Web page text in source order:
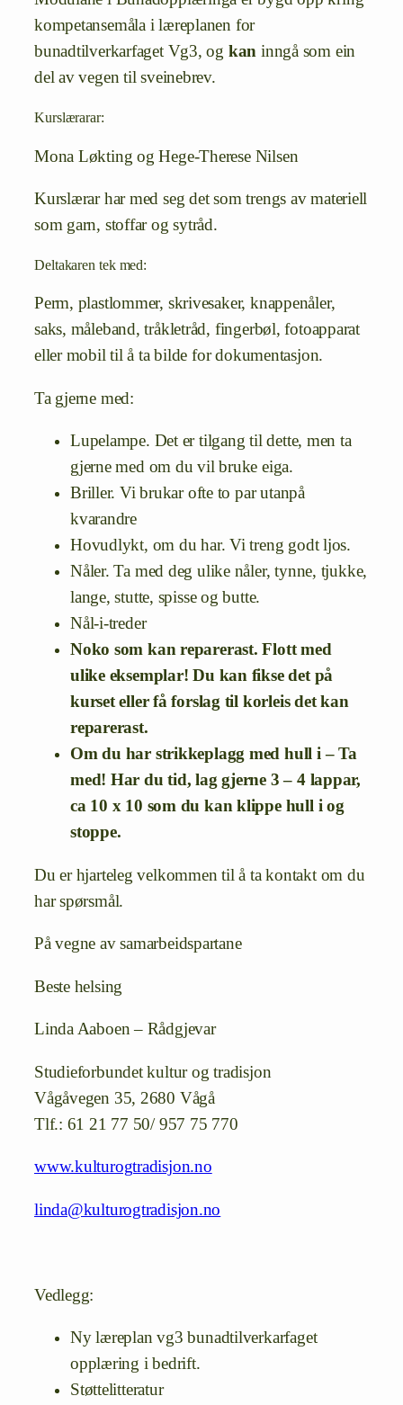
kompetansemåla i læreplanen for
bunadtilverkarfaget Vg3, og kan inngå som ein
del av vegen til sveinebrev.
Kurslærarar:
Mona Løkting og Hege-Therese Nilsen
Kurslærar har med seg det som trengs av materiell
som garn, stoffar og sytråd.
Deltakaren tek med:
Perm, plastlommer, skrivesaker, knappenåler,
saks, måleband, tråkletråd, fingerbøl, fotoapparat
eller mobil til å ta bilde for dokumentasjon.
Ta gjerne med:
Lupelampe. Det er tilgang til dette, men ta
gjerne med om du vil bruke eiga.
Briller. Vi brukar ofte to par utanpå
kvarandre
Hovudlykt, om du har. Vi treng godt ljos.
Nåler. Ta med deg ulike nåler, tynne, tjukke,
lange, stutte, spisse og butte.
Nål-i-treder
Noko som kan reparerast. Flott med
ulike eksemplar! Du kan fikse det på
kurset eller få forslag til korleis det kan
reparerast.
Om du har strikkeplagg med hull i – Ta
med! Har du tid, lag gjerne 3 – 4 lappar,
ca 10 x 10 som du kan klippe hull i og
stoppe.
Du er hjarteleg velkommen til å ta kontakt om du
har spørsmål.
På vegne av samarbeidspartane
Beste helsing
Linda Aaboen – Rådgjevar
Studieforbundet kultur og tradisjon
Vågåvegen 35, 2680 Vågå
Tlf.: 61 21 77 50/ 957 75 770
www.kulturogtradisjon.no
linda@kulturogtradisjon.no
Vedlegg:
Ny læreplan vg3 bunadtilverkarfaget
opplæring i bedrift.
Støttelitteratur